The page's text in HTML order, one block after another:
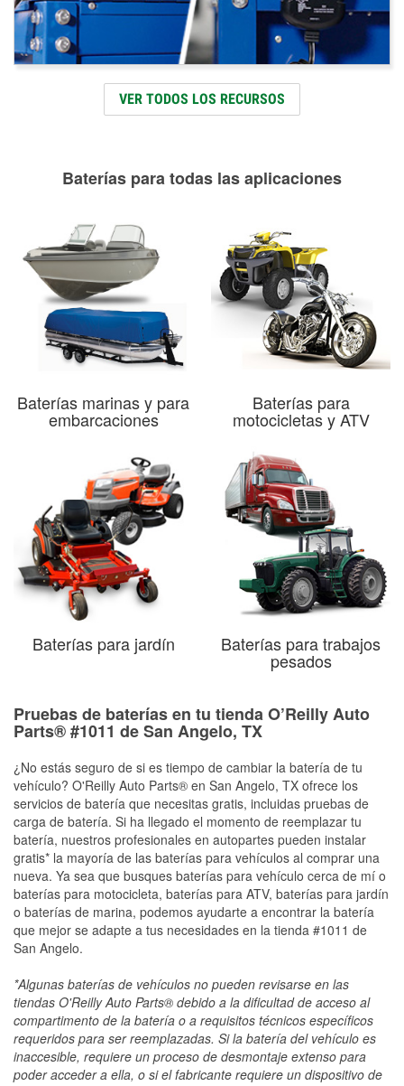
VER TODOS LOS RECURSOS
Baterías para todas las aplicaciones
Baterías marinas y para
embarcaciones
Baterías para
motocicletas y ATV
Baterías para jardín Baterías para trabajos
pesados
Pruebas de baterías en tu tienda O’Reilly Auto
Parts® #1011 de San Angelo, TX
¿No estás seguro de si es tiempo de cambiar la batería de tu
vehículo? O'Reilly Auto Parts® en San Angelo, TX ofrece los
servicios de batería que necesitas gratis, incluidas pruebas de
carga de batería. Si ha llegado el momento de reemplazar tu
batería, nuestros profesionales en autopartes pueden instalar
gratis* la mayoría de las baterías para vehículos al comprar una
nueva. Ya sea que busques baterías para vehículo cerca de mí o
baterías para motocicleta, baterías para ATV, baterías para jardín
o baterías de marina, podemos ayudarte a encontrar la batería
que mejor se adapte a tus necesidades en la tienda #1011 de
San Angelo.
*Algunas baterías de vehículos no pueden revisarse en las
tiendas O'Reilly Auto Parts® debido a la dificultad de acceso al
compartimento de la batería o a requisitos técnicos específicos
requeridos para ser reemplazadas. Si la batería del vehículo es
inaccesible, requiere un proceso de desmontaje extenso para
poder acceder a ella, o si el fabricante requiere un dispositivo de